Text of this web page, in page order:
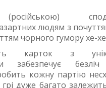
людям з
чорного гумору хе-
карток з
забезпечує безліч
кожну партію
дуже багато